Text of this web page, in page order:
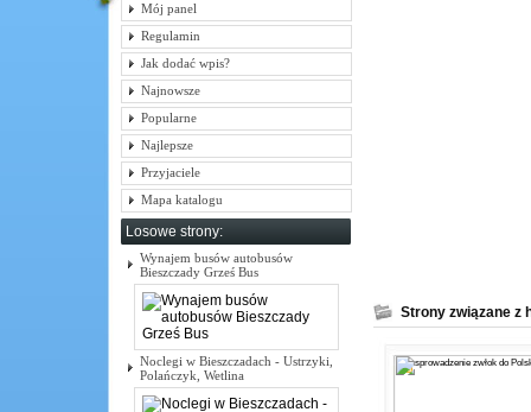
Mój panel
Regulamin
Jak dodać wpis?
Najnowsze
Popularne
Najlepsze
Przyjaciele
Mapa katalogu
Losowe strony:
Wynajem busów autobusów
Bieszczady Grześ Bus
Noclegi w Bieszczadach - Ustrzyki,
Polańczyk, Wetlina
Strony związane z